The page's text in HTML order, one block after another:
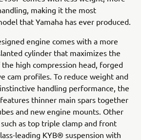
making it the most
that Yamaha has ever produced.
engine comes with a more
cylinder that maximizes the
high compression head, forged
cam profiles. To reduce weight and
handling performance, the
thinner main spars together
and new engine mounts. Other
as top triple clamp and front
leading KYB® suspension with